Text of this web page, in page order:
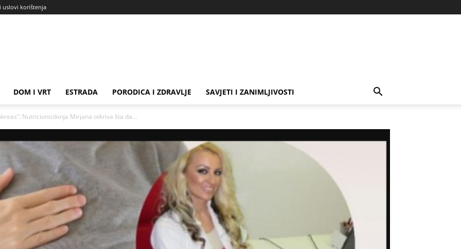
uslovi korištenja
DOM I VRT ESTRADA PORODICA I ZDRAVLJE SAVJETI I ZANIMLJIVOSTI
Nutricionistkinja Mirjana otkriva šta da...